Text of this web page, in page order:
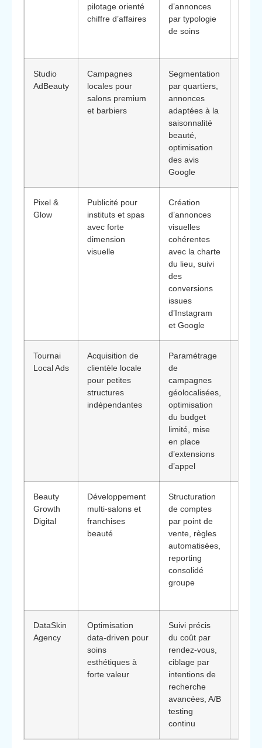
pilotage orienté
chiffre d’affaires
d’annonces
par typologie
de soins
Studio
AdBeauty
Campagnes
locales pour
salons premium
et barbiers
Segmentation
par quartiers,
annonces
adaptées à la
saisonnalité
beauté,
optimisation
des avis
Google
Pixel &
Glow
Publicité pour
instituts et spas
avec forte
dimension
visuelle
Création
d’annonces
visuelles
cohérentes
avec la charte
du lieu, suivi
des
conversions
issues
d’Instagram
et Google
Tournai
Local Ads
Acquisition de
clientèle locale
pour petites
structures
indépendantes
Paramétrage
de
campagnes
géolocalisées,
optimisation
du budget
limité, mise
en place
d’extensions
d’appel
Beauty
Growth
Digital
Développement
multi-salons et
franchises
beauté
Structuration
de comptes
par point de
vente, règles
automatisées,
reporting
consolidé
groupe
DataSkin
Agency
Optimisation
data-driven pour
soins
esthétiques à
forte valeur
Suivi précis
du coût par
rendez-vous,
ciblage par
intentions de
recherche
avancées, A/B
testing
continu